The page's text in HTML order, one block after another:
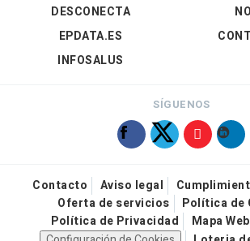
DESCONECTA
EPDATA.ES
INFOSALUS
SÍGUENOS
Contacto Aviso legal
Oferta de servicios
Política de
Política de Privacidad
Mapa Web